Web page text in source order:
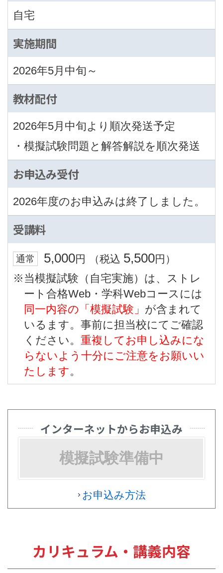
自宅
実施期間
2026年5月中旬～
教材配付
2026年5月中旬より順次発送予定
・模擬試験問題と解答解説を順次発送
お申込み受付
2026年度のお申込みは終了しました。
受講料
通常 5,000円 （税込 5,500円）
※当模擬試験（自宅実施）は、ストレ
ート合格Web・学科Webコースには
同一内容の「模擬試験」 が含まれて
いるます。事前に担当校にてご確認
ください。重複してお申し込みにな
らないよう十分にご注意をお願いい
たします。
インターネットからお申込み
模擬試験準備中
お申込み方法
カリキュラム・講義内容